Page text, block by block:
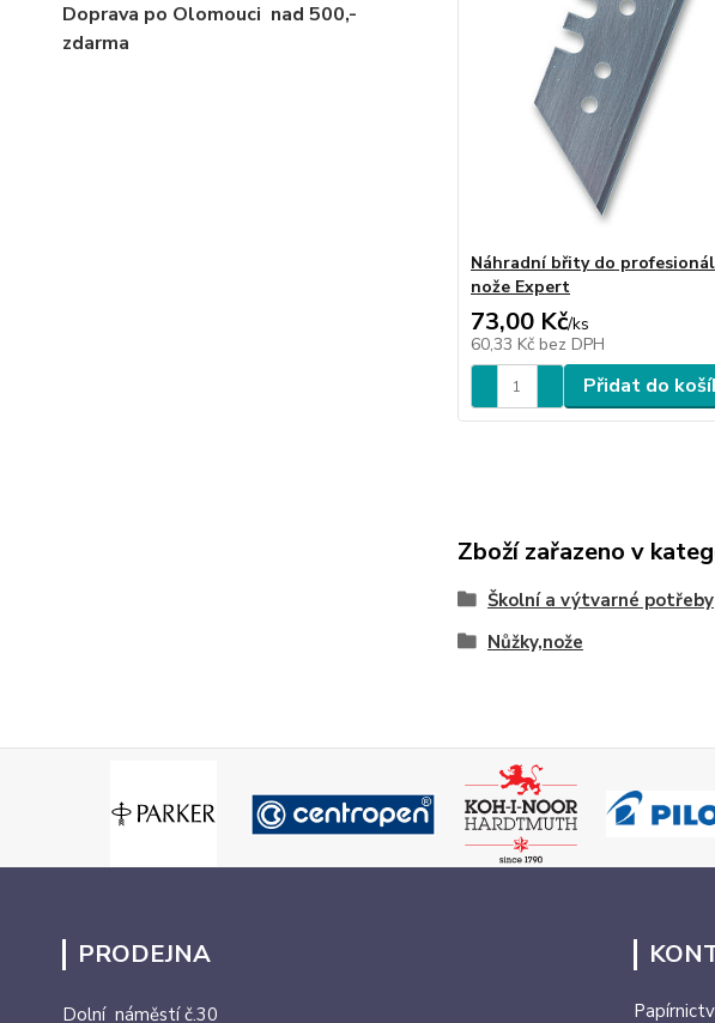
Doprava po Olomouci nad 500,-
zdarma
Náhradní břity do
nože Expert
73,00 Kč/ks
60,33 Kč bez DPH
Přidat do
Zboží zařazeno v
Školní a výtvarné potřeby
Nůžky,nože
PRODEJNA
Dolní náměstí č.30